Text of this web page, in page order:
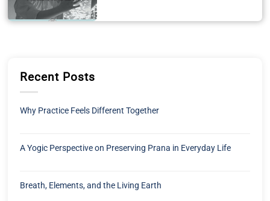
Recent Posts
Why Practice Feels Different Together
A Yogic Perspective on Preserving Prana in Everyday Life
Breath, Elements, and the Living Earth